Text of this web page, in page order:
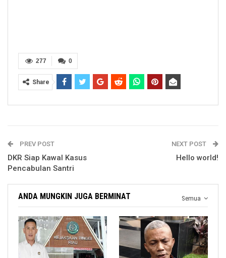
0
277
Share
PREV POST
DKR Siap Kawal Kasus
Pencabulan Santri
NEXT POST
Hello world!
Semua
ANDA MUNGKIN JUGA BERMINAT